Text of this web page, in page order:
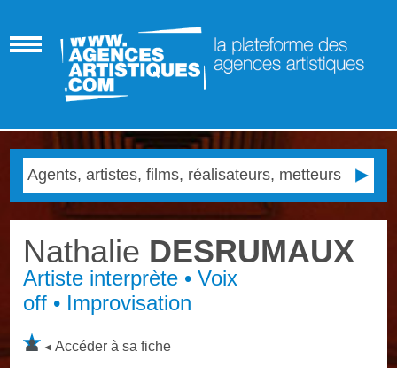
Nathalie DESRUMAUX
Artiste interprète • Voix
off • Improvisation
Accéder à sa fiche